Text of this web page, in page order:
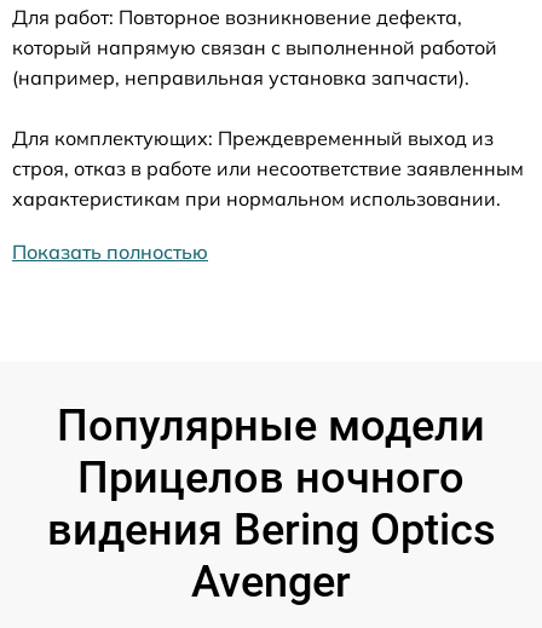
Для работ: Повторное возникновение дефекта,
который напрямую связан с выполненной работой
(например, неправильная установка запчасти).
Для комплектующих: Преждевременный выход из
строя, отказ в работе или несоответствие заявленным
характеристикам при нормальном использовании.
Показать полностью
Популярные модели
Прицелов ночного
видения Bering Optics
Avenger